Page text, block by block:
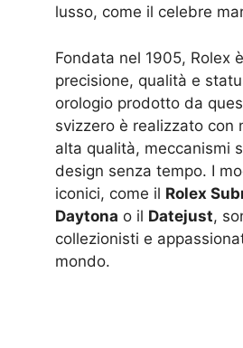
lusso, come il celebre
Fondata nel 1905, Rolex
precisione, qualità e
orologio prodotto da
svizzero è realizzato con
alta qualità, meccanismi
design senza tempo. I
iconici, come il Rolex
Daytona o il Datejust,
collezionisti e
mondo.